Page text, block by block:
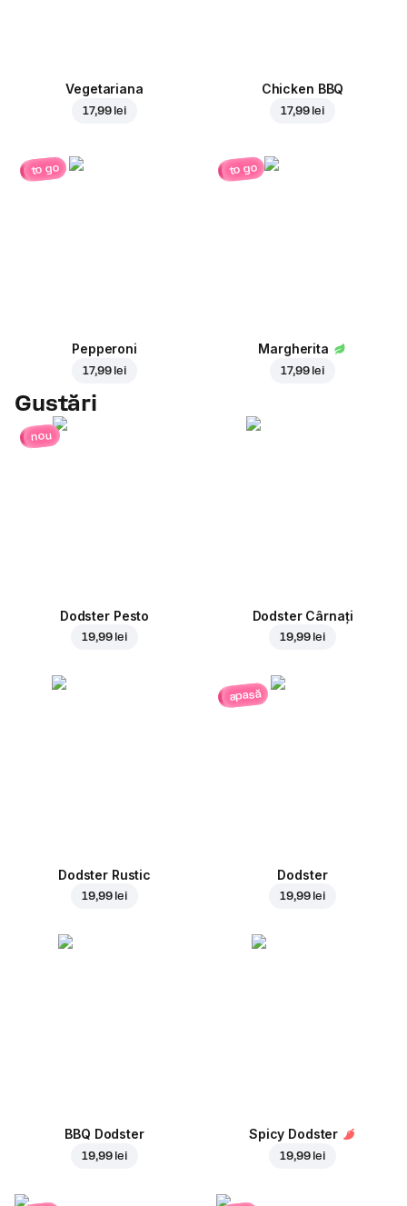
Vegetariana
17,99 lei
Chicken BBQ
17,99 lei
to go
Pepperoni
17,99 lei
to go
Margherita
17,99 lei
Gustări
nou
Dodster Pesto
19,99 lei
Dodster Cârnați
19,99 lei
Dodster Rustic
19,99 lei
apasă
Dodster
19,99 lei
BBQ Dodster
19,99 lei
Spicy Dodster
19,99 lei